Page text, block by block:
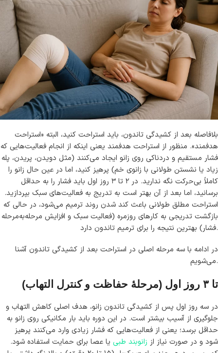
بلافاصله بعد از کشیدگی تاندون، باید استراحت کنید، البته «استراحت
هدفمند». منظور از استراحت هدفمند یعنی اینکه از انجام فعالیت‌هایی که
فشار مستقیم و دردناکی روی زانو ایجاد می‌کنند (مثل دویدن، پریدن، پله
زیاد یا نشستن طولانی با زانوی خم) پرهیز کنید، اما در عین حال زانو را
کاملاً بی‌حرکت نگه ندارید. در ۲ تا ۳ روز اول باید فشار را به حداقل
برسانید، اما بعد از آن بهتر است به تدریج به فعالیت‌های سبک بپردازید.
استراحت مطلق طولانی باعث کند شدن روند ترمیم می‌شود، در حالی که
بازگشت تدریجی به کارهای روزمره (فعالیت سبک و افزایش مرحله‌به‌مرحله
فشار) بهترین نتیجه را برای ترمیم تاندون دارد.
در ادامه با سه مرحله اصلی در استراحت بعد از کشیدگی تاندون آشنا
می‌شویم.
تا ۳ روز اول (مرحلهٔ حفاظت و کنترل التهاب)
در سه روز اول پس از کشیدگی تاندون زانو، هدف اصلی کاهش التهاب و
جلوگیری از آسیب بیشتر است. در این دوره باید بار مکانیکی روی زانو به
حداقل برسد؛ یعنی از فعالیت‌هایی که فشار زیادی وارد می‌کنند پرهیز
شود و در صورت نیاز از زانوبند طبی یا عصا برای حمایت استفاده شود.